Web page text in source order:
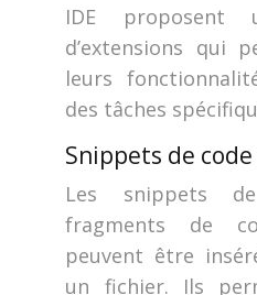
IDE proposent
d’extensions qui
leurs
des tâches
Snippets de
Les snippets
fragments de
peuvent être
un fichier. Ils